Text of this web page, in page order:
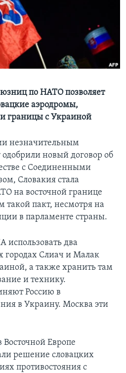
по НАТО позволяет
аэродромы,
границы с Украиной
незначительным
новый договор об
с Соединенными
Словакия стала
на восточной границе
пакт, несмотря на
в парламенте страны.
использовать два
городах Слиач и Малак
а также хранить там
и технику.
Россию в
в Украину. Москва эти
Европе
решение словацких
противостояния с